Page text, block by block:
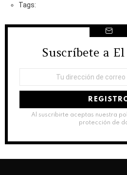
Tags:
NEWSLETTER
Suscríbete a
correo
Al suscribirte aceptas nuestra
protección de